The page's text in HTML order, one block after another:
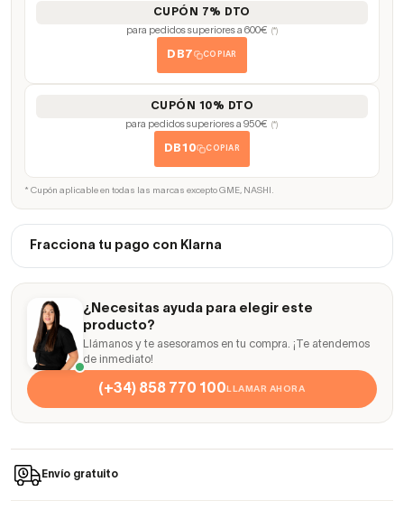
CUPÓN 7% DTO
para pedidos superiores a 600€ (*)
DB7 COPIAR
CUPÓN 10% DTO
para pedidos superiores a 950€ (*)
DB10 COPIAR
* Cupón aplicable en todas las marcas excepto GME, NASHI.
Fracciona tu pago con Klarna
¿Necesitas ayuda para elegir este
producto?
Llámanos y te asesoramos en tu compra. ¡Te atendemos
de inmediato!
(+34) 858 770 100LLAMAR AHORA
Envío gratuito